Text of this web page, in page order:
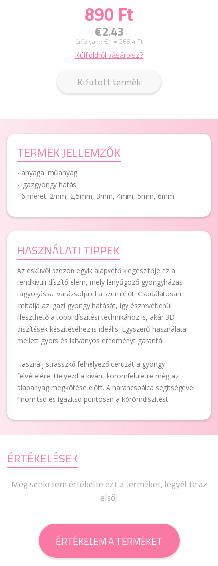
890 Ft
€2.43
árfolyam: €1 = 366,4 Ft
Külföldről vásárolsz?
Kifutott termék
TERMÉK JELLEMZŐK
- anyaga: műanyag
- igazgyöngy hatás
- 6 méret: 2mm, 2,5mm, 3mm, 4mm, 5mm, 6mm
HASZNÁLATI TIPPEK
Az esküvői szezon egyik alapvető kiegészítője ez a
rendkívüli díszítő elem, mely lenyűgöző gyöngyházas
ragyogással varázsolja el a szemlélőt. Csodálatosan
imitálja az igazi gyöngy hatását, így észrevétlenül
illeszthető a többi díszítési technikához is, akár 3D
díszítések készítéséhez is ideális. Egyszerű használata
mellett gyors és látványos eredményt garantál.
Használj strasszkő felhelyező ceruzát a gyöngy
felvételére. Helyezd a kívánt körömfelületre még az
alapanyag megkötése előtt. A narancspálca segítségével
finomítsd és igazítsd pontosan a körömdíszítést.
ÉRTÉKELÉSEK
Még senki sem értékelte ezt a terméket, legyél te az
első!
ÉRTÉKELEM A TERMÉKET